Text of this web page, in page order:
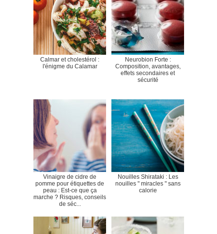
Calmar et cholestérol :
l'énigme du Calamar
Neurobion Forte :
Composition, avantages,
effets secondaires et
sécurité
Vinaigre de cidre de
pomme pour étiquettes de
peau : Est-ce que ça
marche ? Risques, conseils
de séc...
Nouilles Shirataki : Les
nouilles " miracles " sans
calorie